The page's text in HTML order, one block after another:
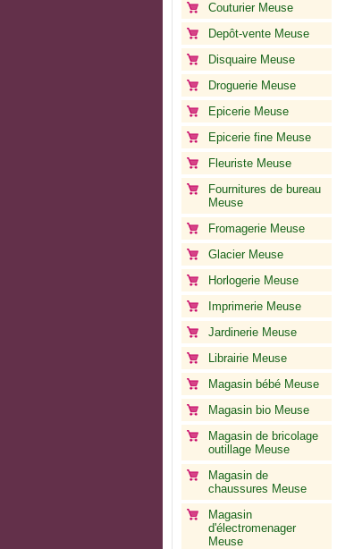
Couturier Meuse
Depôt-vente Meuse
Disquaire Meuse
Droguerie Meuse
Epicerie Meuse
Epicerie fine Meuse
Fleuriste Meuse
Fournitures de bureau
Meuse
Fromagerie Meuse
Glacier Meuse
Horlogerie Meuse
Imprimerie Meuse
Jardinerie Meuse
Librairie Meuse
Magasin bébé Meuse
Magasin bio Meuse
Magasin de bricolage
outillage Meuse
Magasin de
chaussures Meuse
Magasin
d'électromenager
Meuse